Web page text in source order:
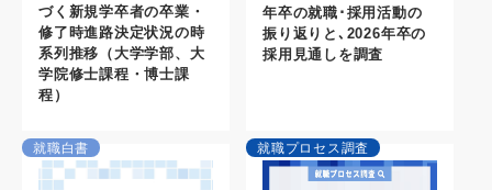
づく新規学卒者の卒業・
修了時進路決定状況の時
系列推移（大学学部、大
学院修士課程・博士課
程）
年卒の就職･採用活動の
振り返りと､2026年卒の
採用見通しを調査
就職白書 就職プロセス調査